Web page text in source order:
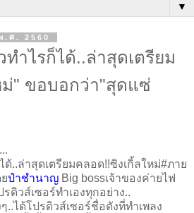
▼
.ศ. 2560
ำไรก็ได้..ล่าสุดเตรียม
ม่" ขอบอกว่า"สุดแซ่
ด้..ล่าสุดเตรียมคลอด!!ซิงเกิ้ลใหม่#ภาย
ป๋าชำนาญ Big bossเจ้าของค่ายไฟ
รดิวส์เซอร์ทำเองทุกอย่าง..
..ได้โปรดิวส์เซอร์ชื่อดังที่ทำเพลง